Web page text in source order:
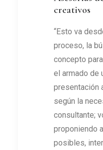
creativos
“Esto va
proceso, la
concepto
el armado de
presentación
según la
consultante;
proponiendo
posibles,